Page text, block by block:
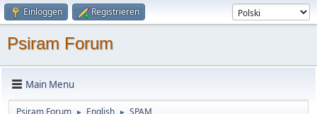
Einloggen Registrieren
Psiram Forum
Main Menu
Psiram Forum ► English ► SPAM